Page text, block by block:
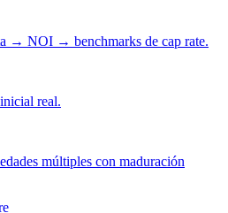
→ NOI → benchmarks de cap rate.
real.
múltiples con maduración